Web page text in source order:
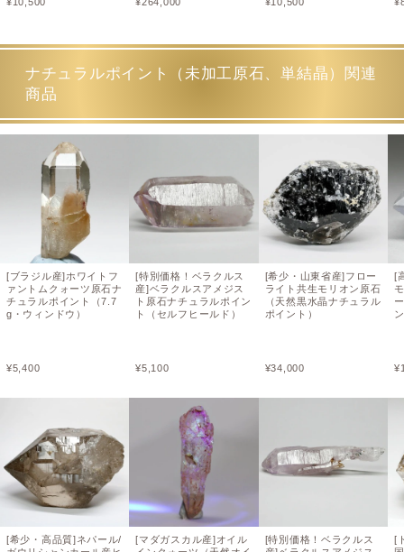
ナチュラルポイント（未加工原石、単結晶）関連
商品
[ブラジル産]ホワイトフ
ァントムクォーツ原石ナ
チュラルポイント（7.7
g・ウィンドウ）
¥5,400
[希少・高品質]ネパール/
[特別価格！ベラクルス
産]ベラクルスアメジス
ト原石ナチュラルポイン
ト（セルフヒールド）
¥5,100
[マダガスカル産]オイル
[希少・山東省産]フロー
ライト共生モリオン原石
（天然黒水晶ナチュラル
ポイント）
¥34,000
[特別価格！ベラクルス
[
¥
[